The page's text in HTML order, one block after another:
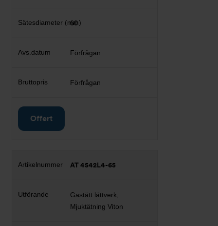
60
Förfrågan
Förfrågan
Offert
AT 4542L4-65
Gastätt lättverk,
Mjuktätning Viton